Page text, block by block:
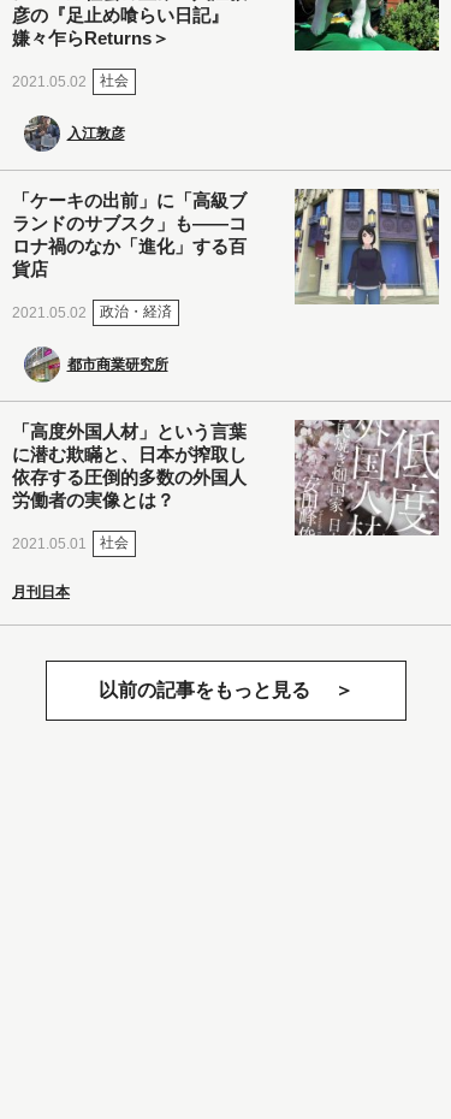
彦の『足止め喰らい日記』
嫌々乍らReturns＞
2021.05.02 社会
入江敦彦
「ケーキの出前」に「高級ブ
ランドのサブスク」も――コ
ロナ禍のなか「進化」する百
貨店
2021.05.02 政治・経済
都市商業研究所
「高度外国人材」という言葉
に潜む欺瞞と、日本が搾取し
依存する圧倒的多数の外国人
労働者の実像とは？
2021.05.01 社会
月刊日本
以前の記事をもっと見る